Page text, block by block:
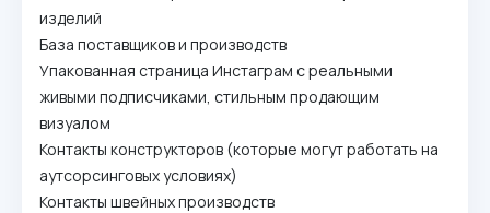
изделий
База поставщиков и производств
Упакованная страница Инстаграм с реальными
живыми подписчиками, стильным продающим
визуалом
Контакты конструкторов (которые могут работать на
аутсорсинговых условиях)
Контакты швейных производств